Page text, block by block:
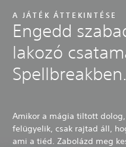
A JÁTÉK ÁTTEKINTÉSE
Engedd
lakozó
Spellbreakben.
Amikor a mágia tiltott dolog,
felügyelik, csak rajtad áll,
ami a tiéd. Zabolázd meg